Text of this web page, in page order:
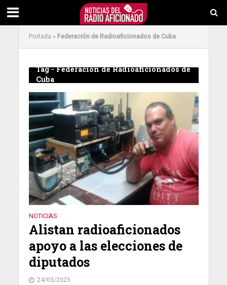
Portada » Federación de Radioaficionados de Cuba
Tag - Federación de Radioaficionados de
Cuba
NOTICIAS
Alistan radioaficionados
apoyo a las elecciones de
diputados
24/03/2023